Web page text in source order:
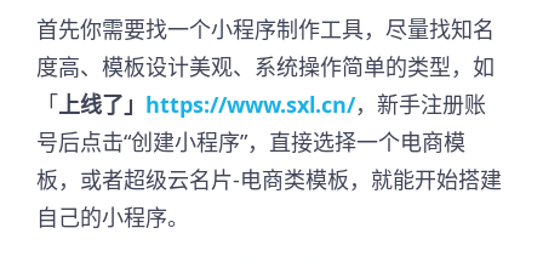
首先你需要找一个小程序制作工具，尽量找知名
度高、模板设计美观、系统操作简单的类型，如
「 上线了」 https://www.sxl.cn/，新手注册账
号后点击“创建小程序”，直接选择一个电商模
板，或者超级云名片-电商类模板，就能开始搭建
自己的小程序。